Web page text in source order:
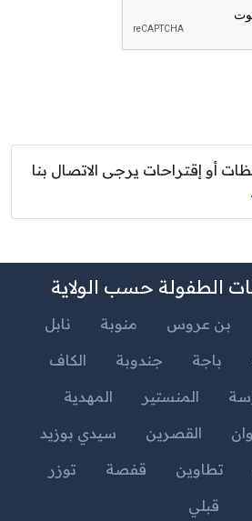
أو إقتراحات يرجى الاتصال بنا
.
حسب الولاية
بن عروس منوبة
نابل
باجة جندوبة
الكاف
المنستير
المهدية
القصرين
سيدي بوزيد
تطاوين قفصة
توزر
قبلي